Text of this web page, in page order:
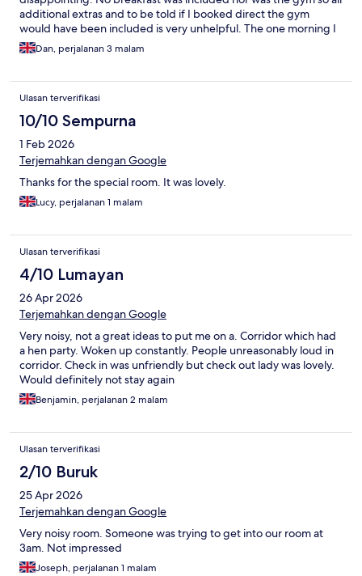
additional extras and to be told if I booked direct the gym
would have been included is very unhelpful. The one morning I
went over to the health club for breakfast I was greeted by a
very unhappy woman behind the till in the cafe who complained
something to do with 5 members of staff stood at reception
talking! Definitely won’t be staying here again, utterly ridiculous!
Dan, perjalanan 3 malam
Ulasan terverifikasi
10/10 Sempurna
1 Feb 2026
Terjemahkan dengan Google
Thanks for the special room. It was lovely.
Lucy, perjalanan 1 malam
Ulasan terverifikasi
4/10 Lumayan
26 Apr 2026
Terjemahkan dengan Google
Very noisy, not a great ideas to put me on a. Corridor which had
a hen party. Woken up constantly. People unreasonably loud in
corridor. Check in was unfriendly but check out lady was lovely.
Would definitely not stay again
Benjamin, perjalanan 2 malam
Ulasan terverifikasi
2/10 Buruk
25 Apr 2026
Terjemahkan dengan Google
Very noisy room. Someone was trying to get into our room at
3am. Not impressed
Joseph, perjalanan 1 malam